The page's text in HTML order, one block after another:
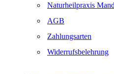
Naturheilpraxis
AGB
Zahlungsarten
Widerrufsbelehrung